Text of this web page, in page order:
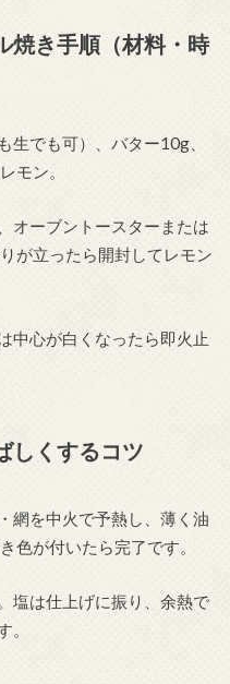
焼き手順（材料・時
生でも可）、バター10g、
モン。
オーブントースターまたは
が立ったら開封してレモン
中心が白くなったら即火止
しくするコツ
網を中火で予熱し、薄く油
色が付いたら完了です。
塩は仕上げに振り、余熱で
。